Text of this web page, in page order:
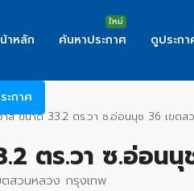
าหลัก ค้นหาประกาศ ดูประก
ะกาศ
าส์ ขนาด 33.2 ตร.วา ซ.อ่อนนุช 36 เขตส
ตร.วา ซ.อ่อน
ตสวนหลวง กรุงเทพ